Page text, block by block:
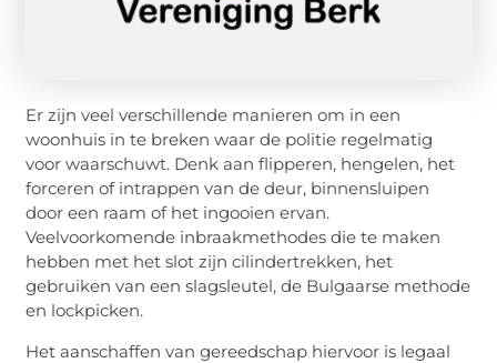
Er zijn veel verschillende manieren om in een
woonhuis in te breken waar de politie regelmatig
voor waarschuwt. Denk aan flipperen, hengelen, het
forceren of intrappen van de deur, binnensluipen
door een raam of het ingooien ervan.
Veelvoorkomende inbraakmethodes die te maken
hebben met het slot zijn cilindertrekken, het
gebruiken van een slagsleutel, de Bulgaarse methode
en lockpicken.
Het aanschaffen van gereedschap hiervoor is legaal